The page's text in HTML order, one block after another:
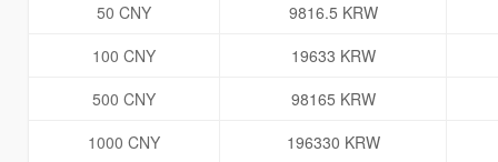
50 CNY
9816.5 KRW
100 CNY
19633 KRW
500 CNY
98165 KRW
1000 CNY
196330 KRW